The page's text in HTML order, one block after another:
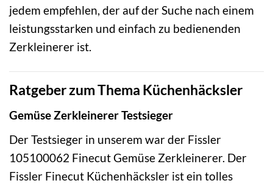
jedem empfehlen, der auf der Suche nach einem
leistungsstarken und einfach zu bedienenden
Zerkleinerer ist.
Ratgeber zum Thema Küchenhäcksler
Gemüse Zerkleinerer Testsieger
Der Testsieger in unserem war der Fissler
105100062 Finecut Gemüse Zerkleinerer. Der
Fissler Finecut Küchenhäcksler ist ein tolles